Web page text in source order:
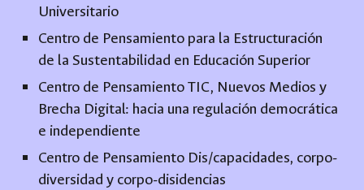
Universitario
Centro de Pensamiento para la Estructuración
de la Sustentabilidad en Educación Superior
Centro de Pensamiento TIC, Nuevos Medios y
Brecha Digital: hacia una regulación democrática
e independiente
Centro de Pensamiento Dis/capacidades, corpo-
diversidad y corpo-disidencias